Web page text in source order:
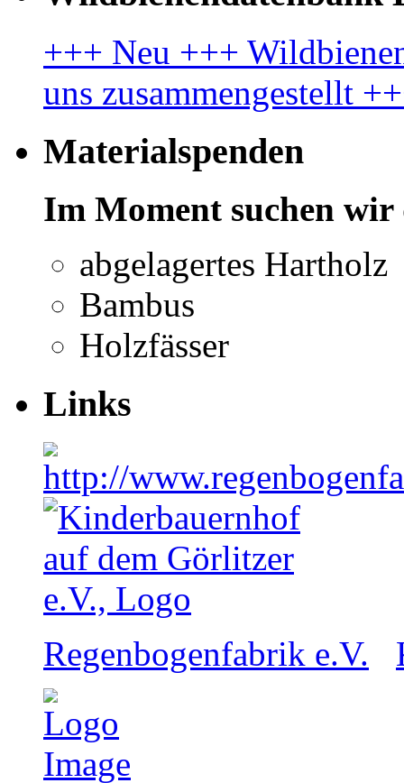
+++ Neu +++
uns zusammengestellt
Materialspenden
Im Moment suchen
abgelagertes Hartholz
Bambus
Holzfässer
Links
Regenbogenfabrik e.V.